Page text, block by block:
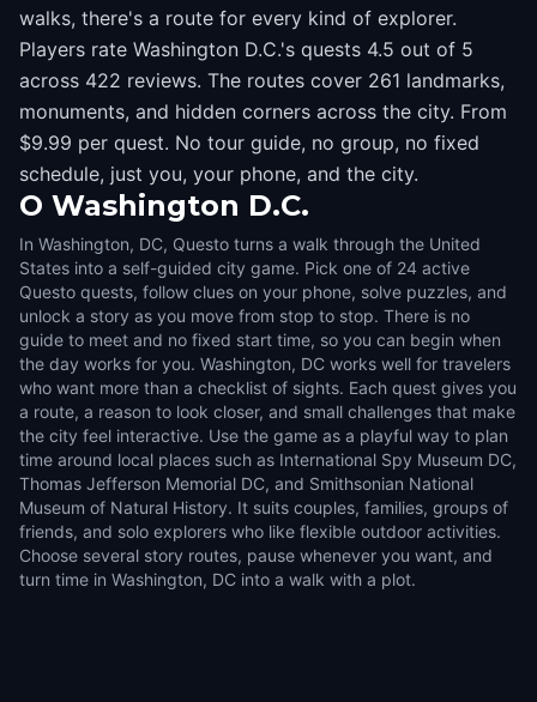
walks, there's a route for every kind of explorer.
Players rate Washington D.C.'s quests 4.5 out of 5
across 422 reviews. The routes cover 261 landmarks,
monuments, and hidden corners across the city. From
$9.99 per quest. No tour guide, no group, no fixed
schedule, just you, your phone, and the city.
O Washington D.C.
In Washington, DC, Questo turns a walk through the United
States into a self-guided city game. Pick one of 24 active
Questo quests, follow clues on your phone, solve puzzles, and
unlock a story as you move from stop to stop. There is no
guide to meet and no fixed start time, so you can begin when
the day works for you. Washington, DC works well for travelers
who want more than a checklist of sights. Each quest gives you
a route, a reason to look closer, and small challenges that make
the city feel interactive. Use the game as a playful way to plan
time around local places such as International Spy Museum DC,
Thomas Jefferson Memorial DC, and Smithsonian National
Museum of Natural History. It suits couples, families, groups of
friends, and solo explorers who like flexible outdoor activities.
Choose several story routes, pause whenever you want, and
turn time in Washington, DC into a walk with a plot.